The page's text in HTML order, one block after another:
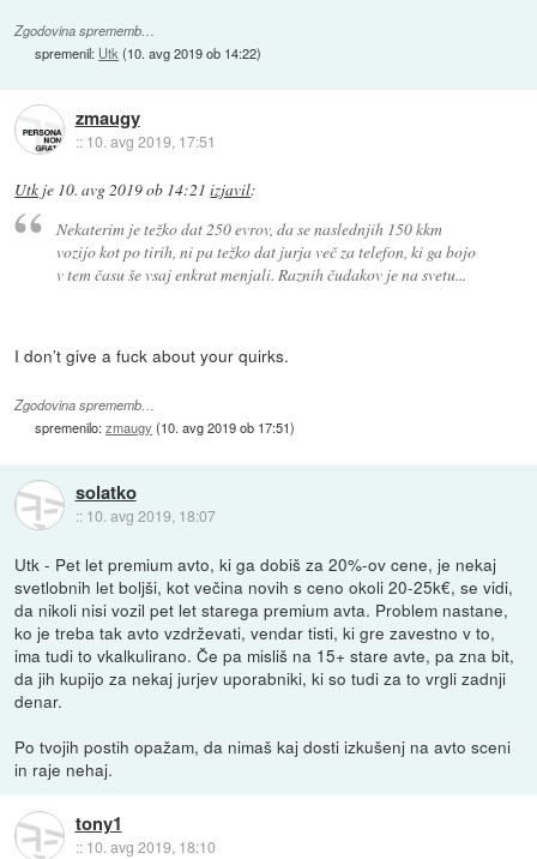
Zgodovina sprememb…
spremenil: Utk (10. avg 2019 ob 14:22)
zmaugy
:: 10. avg 2019, 17:51
Utk je 10. avg 2019 ob 14:21 izjavil:
Nekaterim je težko dat 250 evrov, da se naslednjih 150 kkm
vozijo kot po tirih, ni pa težko dat jurja več za telefon, ki ga bojo
v tem času še vsaj enkrat menjali. Raznih čudakov je na svetu...
I don’t give a fuck about your quirks.
Zgodovina sprememb…
spremenilo:zmaugy (10. avg 2019 ob 17:51)
solatko
:: 10. avg 2019, 18:07
Utk - Pet let premium avto, ki ga dobiš za 20%-ov cene, je nekaj
svetlobnih let boljši, kot večina novih s ceno okoli 20-25k€, se vidi,
da nikoli nisi vozil pet let starega premium avta. Problem nastane,
ko je treba tak avto vzdrževati, vendar tisti, ki gre zavestno v to,
ima tudi to vkalkulirano. Če pa misliš na 15+ stare avte, pa zna bit,
da jih kupijo za nekaj jurjev uporabniki, ki so tudi za to vrgli zadnji
denar.
Po tvojih postih opažam, da nimaš kaj dosti izkušenj na avto sceni
in raje nehaj.
tony1
:: 10. avg 2019, 18:10